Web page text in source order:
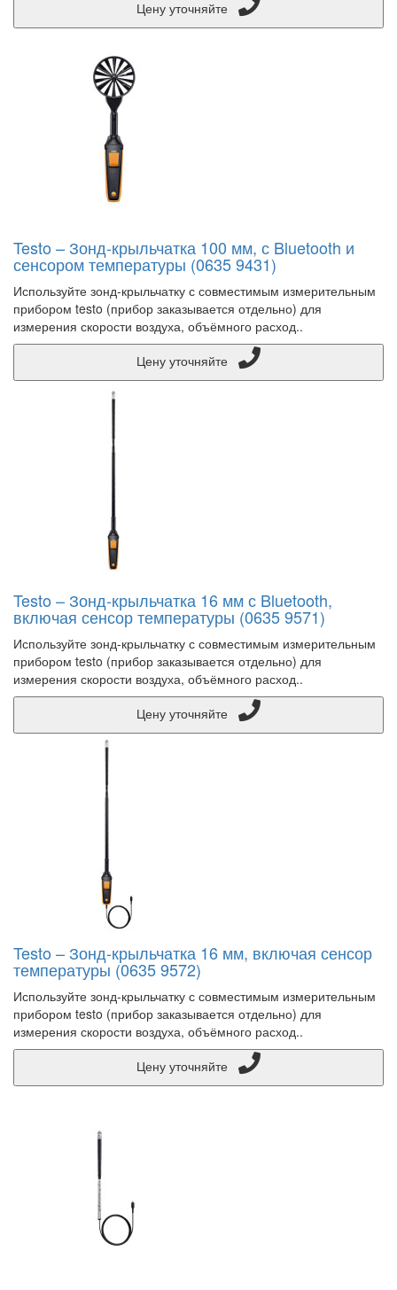
Testo – Зонд-крыльчатка 100 мм, с Bluetooth и
сенсором температуры (0635 9431)
Используйте зонд-крыльчатку с совместимым измерительным
прибором testo (прибор заказывается отдельно) для
измерения скорости воздуха, объёмного расход..
Testo – Зонд-крыльчатка 16 мм с Bluetooth,
включая сенсор температуры (0635 9571)
Используйте зонд-крыльчатку с совместимым измерительным
прибором testo (прибор заказывается отдельно) для
измерения скорости воздуха, объёмного расход..
Testo – Зонд-крыльчатка 16 мм, включая сенсор
температуры (0635 9572)
Используйте зонд-крыльчатку с совместимым измерительным
прибором testo (прибор заказывается отдельно) для
измерения скорости воздуха, объёмного расход..